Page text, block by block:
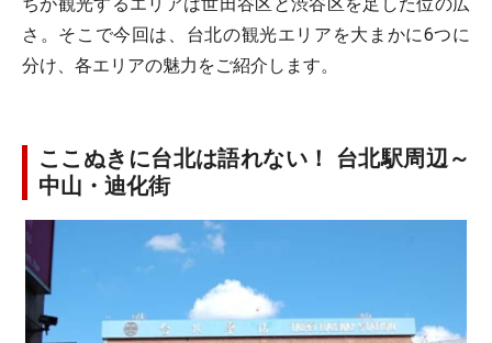
さ。そこで今回は、台北の観光エリアを大まかに6つに
分け、各エリアの魅力をご紹介します。
ここぬきに台北は語れない！ 台北駅周辺～
中山・迪化街